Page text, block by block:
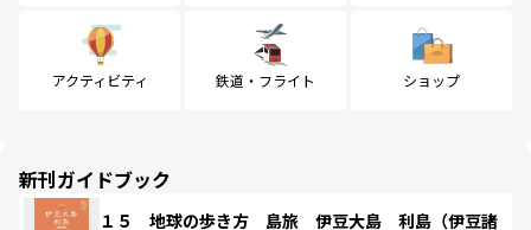
アクティビティ 鉄道・フライト ショップ
新刊ガイドブック
１５ 地球の歩き方 島旅 伊豆大島 利島（伊豆諸